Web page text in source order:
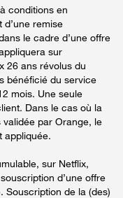
conditions en
remise
le cadre d’une offre
sur
26 ans révolus du
bénéficié du service
mois. Une seule
Dans le cas où la
validée par Orange, le
appliquée.
sur Netflix,
d’une offre
Souscription de la (des)